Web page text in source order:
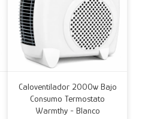
Caloventilador 2000w Bajo
Consumo Termostato
Warmthy - Blanco